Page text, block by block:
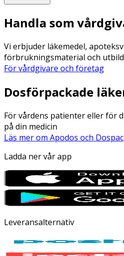
Handla som
Vi erbjuder läkemedel,
förbrukningsmaterial och
För vårdgivare och företag
Dosförpackade
För vårdens patienter eller för
på din medicin
Läs mer om Apodos och Dospac
Ladda ner vår app
Leveransalternativ